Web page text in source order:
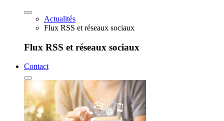
Actualités
Flux RSS et réseaux sociaux
Flux RSS et réseaux sociaux
Contact